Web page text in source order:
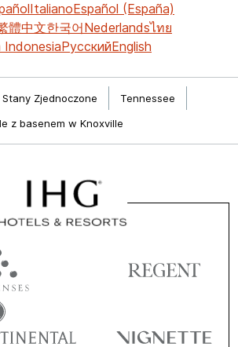
ItalianoEspañol (España)
體中文한국어Nederlandsไทย
IndonesiaРусскийEnglish
Stany Zjednoczone
Tennessee
z basenem w Knoxville